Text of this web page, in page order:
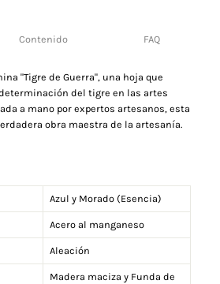
Contenido FAQ
"Tigre de Guerra", una hoja que
del tigre en las artes
a mano por expertos artesanos, esta
obra maestra de la artesanía.
Azul y Morado (Esencia)
Acero al manganeso
Aleación
Madera maciza y Funda de